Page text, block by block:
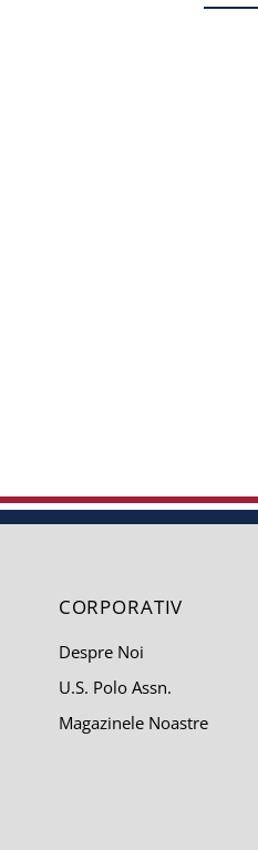
CORPORATIV
Despre Noi
U.S. Polo Assn.
Magazinele Noastre